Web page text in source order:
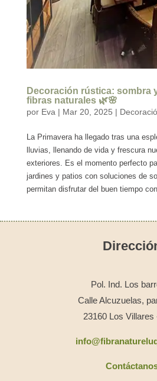
Decoración rústica: sombra
fibras naturales 🌿🌸
por Eva | Mar 20, 2025 |
La Primavera ha llegado tras una
lluvias, llenando de vida y frescura
exteriores. Es el momento perfecto
jardines y patios con soluciones de
permitan disfrutar del buen tiempo
Pol. Ind. Los
Calle Alcuzuelas,
23160 Los Villares